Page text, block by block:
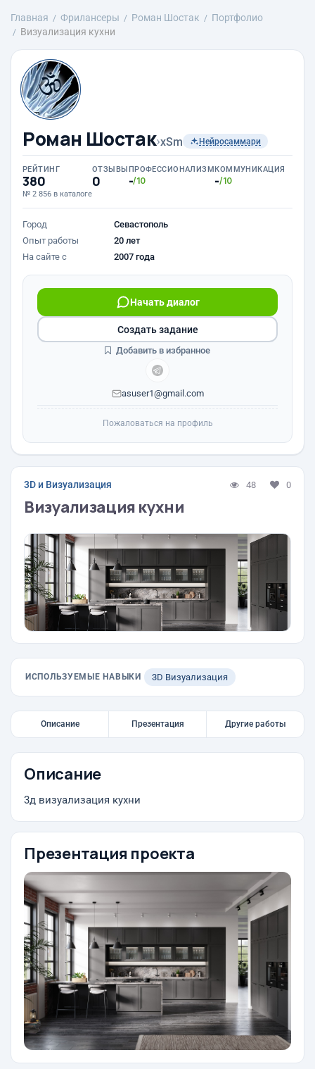
Главная Фрилансеры Роман Шостак
Портфолио
Визуализация кухни
Роман Шостак›xSm Нейросаммари
РЕЙТИНГ
380
№ 2 856 в каталоге
ОТЗЫВЫ
0
ПРОФЕССИОНАЛИЗМ
-/10
КОММУНИКАЦИЯ
-/10
Город
Севастополь
Опыт работы
20 лет
На сайте с
2007 года
Начать диалог
asuser1@gmail.com
Создать задание
Добавить в избранное
Пожаловаться на профиль
3D и Визуализация 48 0
Визуализация кухни
ИСПОЛЬЗУЕМЫЕ НАВЫКИ 3D Визуализация
Описание Презентация Другие работы
Описание
3д визуализация кухни
Презентация проекта